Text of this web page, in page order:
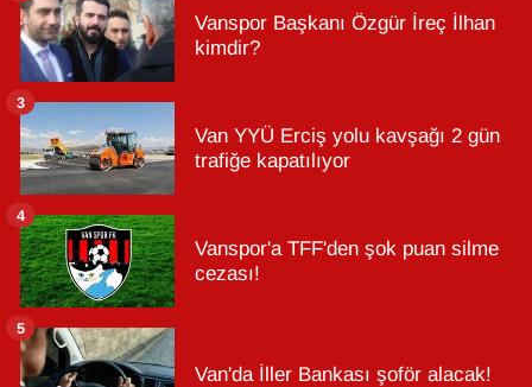
Vanspor Başkanı Özgür İreç İlhan
kimdir?
Van YYÜ Erciş yolu kavşağı 2 gün
trafiğe kapatılıyor
3
Vanspor'a TFF'den şok puan silme
cezası!
4
Van'da İller Bankası şoför alacak!
5